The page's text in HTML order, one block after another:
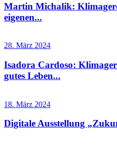
Martin Michalik:
eigenen...
28. März 2024
Isadora Cardoso:
gutes Leben...
18. März 2024
Digitale Ausstellung